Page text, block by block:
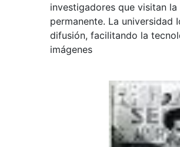
investigadores que visitan
permanente. La universidad
difusión, facilitando la
imágenes